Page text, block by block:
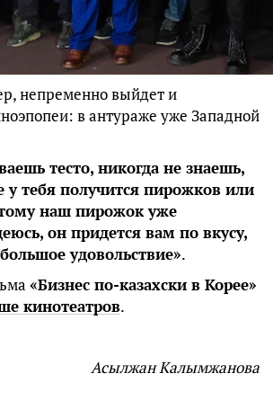
непременно выйдет и
в антураже уже Западной
тесто, никогда не знаешь,
у тебя получится пирожков или
наш пирожок уже
он придется вам по вкусу,
удовольствие».
«Бизнес по-казахски в Корее»
кинотеатров.
Асылжан Калымжанова